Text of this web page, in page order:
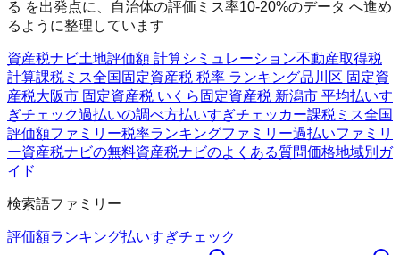
る を出発点に、自治体の評価ミス率10-20%のデータ へ進め
るように整理しています
資産税ナビ土地評価額 計算シミュレーション不動産取得税
計算課税ミス全国 固定資産税 税率 ランキング品川区 固定資
産税大阪市 固定資産税 いくら 固定資産税 新潟市 平均払いす
ぎチェック過払いの調べ方払いすぎチェッカー課税ミス全国
評価額ファミリー税率ランキングファミリー過払いファミリ
ー資産税ナビの無料資産税ナビのよくある質問価格地域別ガ
イド
検索語ファミリー
評価額ランキング払いすぎチェック